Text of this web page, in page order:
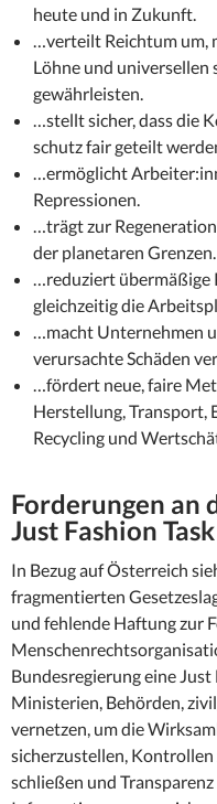
heute und in Zukunft.
…verteilt Reichtum um,
Löhne und universellen
gewährleisten.
…stellt sicher, dass die
schutz fair geteilt
…ermöglicht
Repressionen.
…trägt zur
der planetaren Grenzen.
…reduziert übermäßige
gleichzeitig die
…macht Unternehmen
verursachte Schäden
…fördert neue, faire
Herstellung, Transport,
Recycling und
Forderungen an
Just Fashion
In Bezug auf Österreich
fragmentierten
und fehlende Haftung zur
Bundesregierung eine Just
Ministerien, Behörden,
vernetzen, um die
sicherzustellen, Kontrollen
schließen und